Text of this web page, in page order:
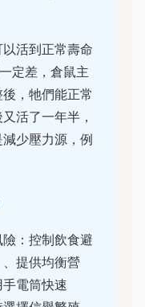
活到正常壽命
定差，倉鼠主
，牠們能正常
活了一年半，
少壓力源，例
：控制飲食避
提供均衡營
電筒快速